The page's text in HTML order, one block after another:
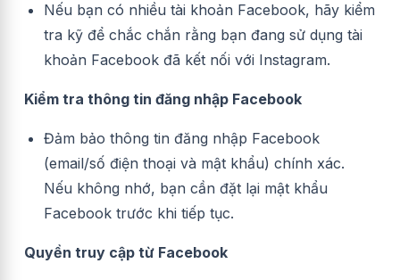
Nếu bạn có nhiều tài khoản Facebook, hãy kiểm
tra kỹ để chắc chắn rằng bạn đang sử dụng tài
khoản Facebook đã kết nối với Instagram.
Kiểm tra thông tin đăng nhập Facebook
Đảm bảo thông tin đăng nhập Facebook
(email/số điện thoại và mật khẩu) chính xác.
Nếu không nhớ, bạn cần đặt lại mật khẩu
Facebook trước khi tiếp tục.
Quyền truy cập từ Facebook